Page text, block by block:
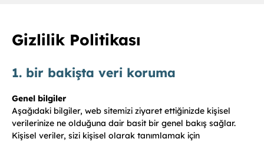
Gizlilik Politikası
1. bi̇r bakişta veri̇ koruma
Genel bilgiler
Aşağıdaki bilgiler, web sitemizi ziyaret ettiğinizde kişisel
verilerinize ne olduğuna dair basit bir genel bakış sağlar.
Kişisel veriler, sizi kişisel olarak tanımlamak için